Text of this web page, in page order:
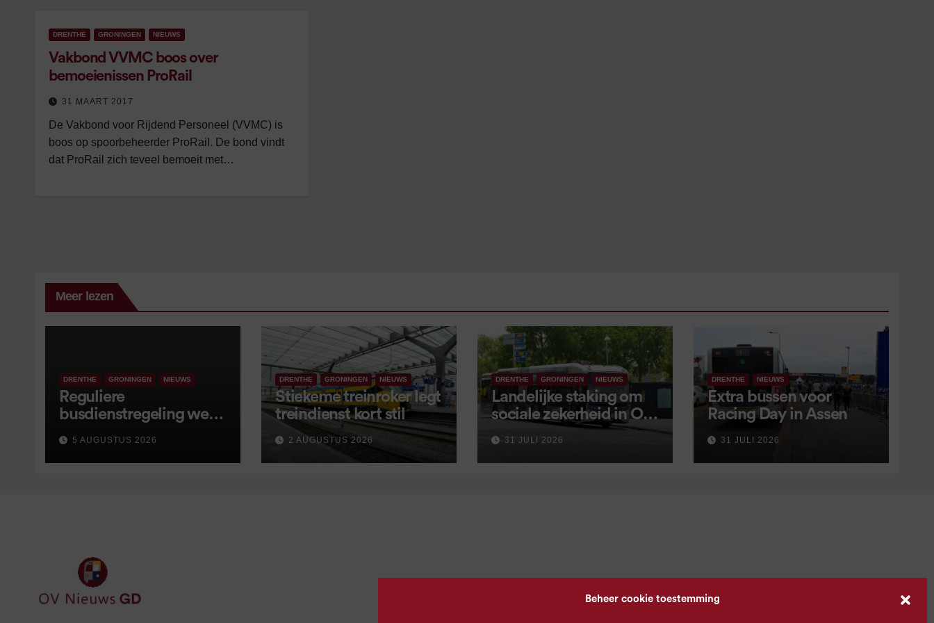
Beheer cookie toestemming
DRENTHE GRONINGEN NIEUWS
Vakbond VVMC boos over
bemoeienissen ProRail
31 MAART 2017
De Vakbond voor Rijdend Personeel (VVMC) is
boos op spoorbeheerder ProRail. De bond vindt
dat ProRail zich teveel bemoeit met…
Meer lezen
DRENTHE GRONINGEN NIEUWS
Reguliere
busdienstregeling weer
van start, met kleine
wijzigingen
5 AUGUSTUS 2026
DRENTHE GRONINGEN NIEUWS
Stiekeme treinroker legt
treindienst kort stil
2 AUGUSTUS 2026
DRENTHE GRONINGEN NIEUWS
Landelijke staking om
sociale zekerheid in OV
aangekondigd voor 9
september
31 JULI 2026
DRENTHE NIEUWS
Extra bussen voor
Racing Day in Assen
31 JULI 2026